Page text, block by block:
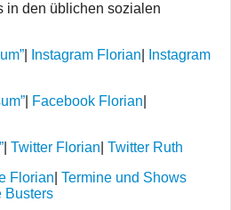
in den üblichen sozialen
Instagram Florian
Instagram
Facebook Florian
Twitter Florian Twitter Ruth
Florian Termine und Shows
Busters